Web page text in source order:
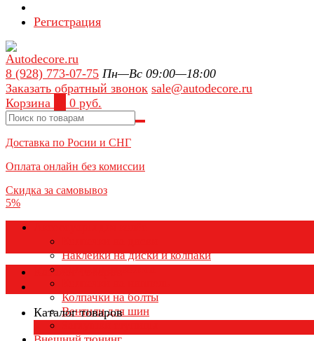
Регистрация
8 (928) 773-07-75 Пн—Вс 09:00—18:00
Заказать обратный звонок sale@autodecore.ru
Корзина
0 руб.
Доставка по Росии и СНГ
Оплата онлайн без комиссии
Скидка за самовывоз
5%
Наклейки на диски и колпаки
Колпаки на колеса
Колпачки на болты
Вентили для шин
Каталог товаров
Каталог товаров